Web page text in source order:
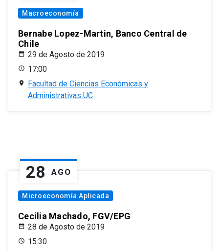
Macroeconomía
Bernabe Lopez-Martin, Banco Central de
Chile
29 de Agosto de 2019
17:00
Facultad de Ciencias Económicas y
Administrativas UC
28 AGO
Microeconomía Aplicada
Cecilia Machado, FGV/EPG
28 de Agosto de 2019
15:30